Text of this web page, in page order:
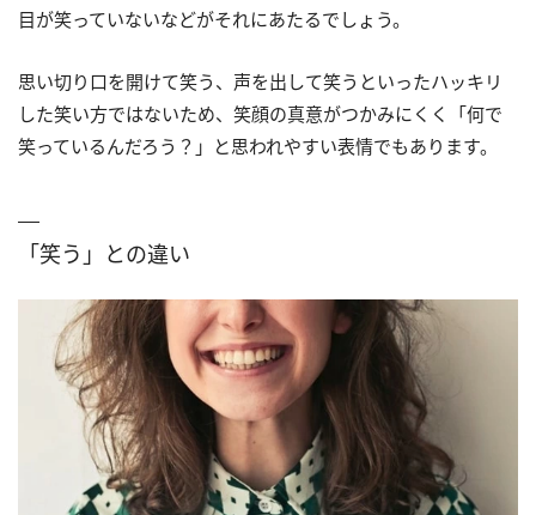
目が笑っていないなどがそれにあたるでしょう。
思い切り口を開けて笑う、声を出して笑うといったハッキリ
した笑い方ではないため、笑顔の真意がつかみにくく「何で
笑っているんだろう？」と思われやすい表情でもあります。
「笑う」との違い